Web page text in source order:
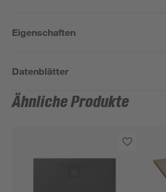
Eigenschaften
Datenblätter
Ähnliche Produkte